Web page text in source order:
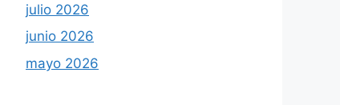
julio 2026
junio 2026
mayo 2026